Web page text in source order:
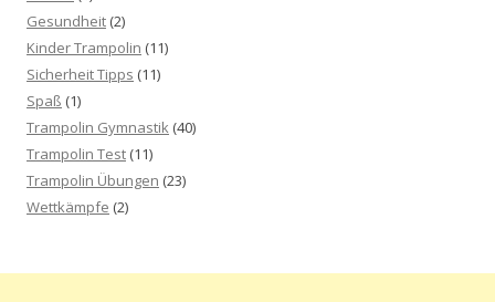
Gesundheit (2)
Kinder Trampolin (11)
Sicherheit Tipps (11)
Spaß (1)
Trampolin Gymnastik (40)
Trampolin Test (11)
Trampolin Übungen (23)
Wettkämpfe (2)